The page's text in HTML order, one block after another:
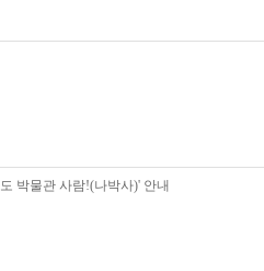
박물관 사람!(나박사)' 안내